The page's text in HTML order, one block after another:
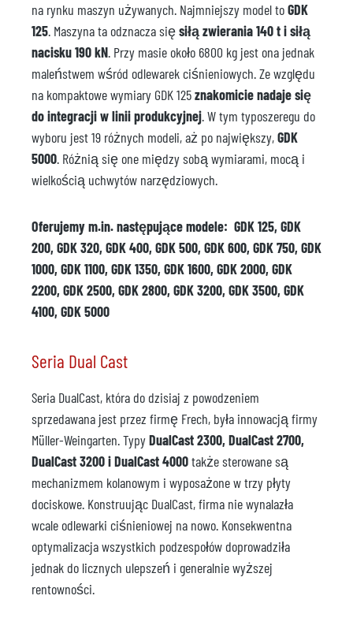
na rynku maszyn używanych. Najmniejszy model toGDK
125. Maszyna ta odznacza sięsiłą zwierania 140 t i siłą
nacisku 190 kN. Przy masie około 6800 kg jest ona jednak
maleństwem wśród odlewarek ciśnieniowych. Ze względu
na kompaktowe wymiary GDK 125znakomicie nadaje się
do integracji w linii produkcyjnej. W tym typoszeregu do
wyboru jest 19 różnych modeli, aż po największy,GDK
5000. Różnią się one między sobą wymiarami, mocą i
wielkością uchwytów narzędziowych.
Oferujemy m.in. następujące modele: GDK 125, GDK
200, GDK 320, GDK 400, GDK 500, GDK 600, GDK 750, GDK
1000, GDK 1100, GDK 1350, GDK 1600, GDK 2000, GDK
2200, GDK 2500, GDK 2800, GDK 3200, GDK 3500, GDK
4100, GDK 5000
Seria Dual Cast
Seria DualCast, która do dzisiaj z powodzeniem
sprzedawana jest przez firmę Frech, była innowacją firmy
Müller-Weingarten. TypyDualCast 2300, DualCast 2700,
DualCast 3200 i DualCast 4000także sterowane są
mechanizmem kolanowym i wyposażone w trzy płyty
dociskowe. Konstruując DualCast, firma nie wynalazła
wcale odlewarki ciśnieniowej na nowo. Konsekwentna
optymalizacja wszystkich podzespołów doprowadziła
jednak do licznych ulepszeń i generalnie wyższej
rentowności.